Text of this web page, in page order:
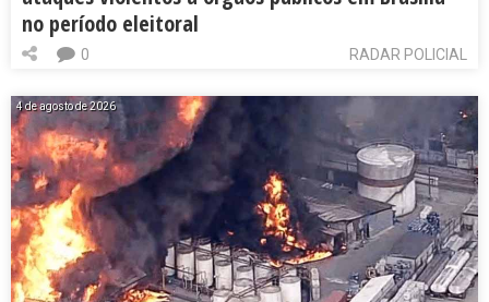
no período eleitoral
RADAR POLICIAL
0
4 de agosto de 2026